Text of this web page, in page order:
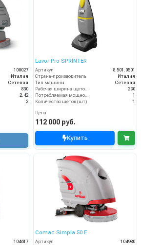
100027
Италия
Сетевая
830
2.42
2
Lavor Pro SPRINTER
Артикул
8.501.0501
Страна-производитель
Италия
Тип машины
Сетевая
290
1
Количество щеток (шт)
1
Цена
112 000 руб.
Купить
104617
Comac Simpla 50 E
Артикул
104980